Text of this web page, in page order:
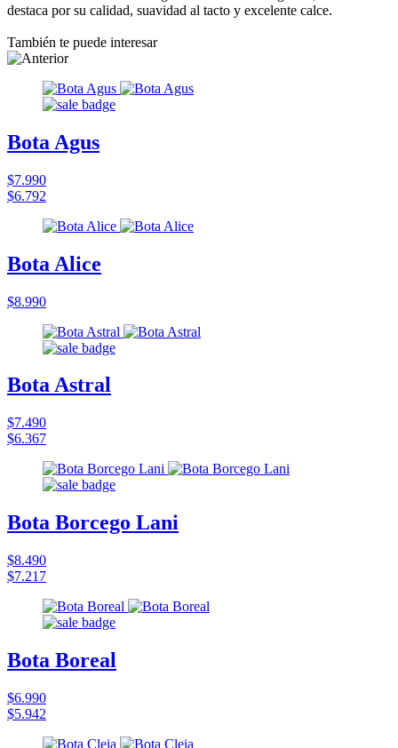
destaca por su calidad, suavidad al tacto y excelente calce.
También te puede interesar
Bota Agus
$7.990
$6.792
Bota Alice
$8.990
Bota Astral
$7.490
$6.367
Bota Borcego Lani
$8.490
$7.217
Bota Boreal
$6.990
$5.942